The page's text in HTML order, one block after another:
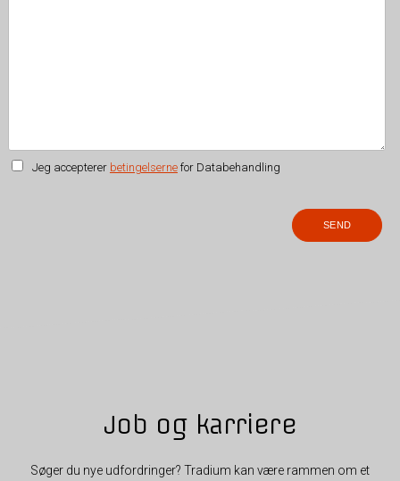
Jeg accepterer betingelsernefor Databehandling
Job og karriere
Søger du nye udfordringer? Tradium kan være rammen om et